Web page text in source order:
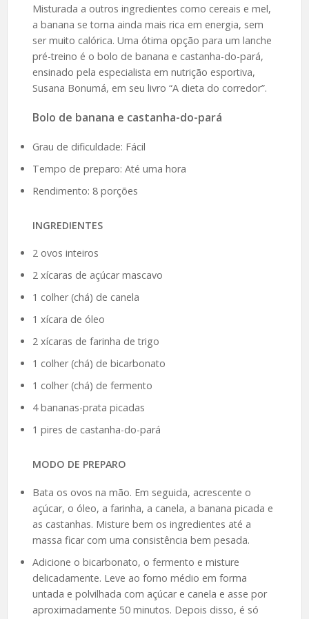
Misturada a outros ingredientes como cereais e mel,
a banana se torna ainda mais rica em energia, sem
ser muito calórica. Uma ótima opção para um lanche
pré-treino é o bolo de banana e castanha-do-pará,
ensinado pela especialista em nutrição esportiva,
Susana Bonumá, em seu livro “A dieta do corredor”.
Bolo de banana e castanha-do-pará
Grau de dificuldade: Fácil
Tempo de preparo: Até uma hora
Rendimento: 8 porções
INGREDIENTES
2 ovos inteiros
2 xícaras de açúcar mascavo
1 colher (chá) de canela
1 xícara de óleo
2 xícaras de farinha de trigo
1 colher (chá) de bicarbonato
1 colher (chá) de fermento
4 bananas-prata picadas
1 pires de castanha-do-pará
MODO DE PREPARO
Bata os ovos na mão. Em seguida, acrescente o
açúcar, o óleo, a farinha, a canela, a banana picada e
as castanhas. Misture bem os ingredientes até a
massa ficar com uma consistência bem pesada.
Adicione o bicarbonato, o fermento e misture
delicadamente. Leve ao forno médio em forma
untada e polvilhada com açúcar e canela e asse por
aproximadamente 50 minutos. Depois disso, é só